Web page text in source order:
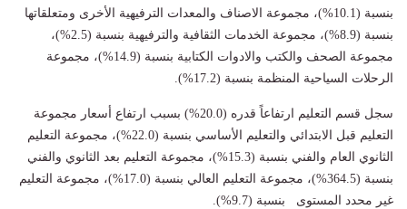
بنسبة (10.1%)، مجموعة الاصناف والمعدات الترفيهية الأخرى ومتعلقاتها
بنسبة (8.9%)، مجموعة الخدمات الثقافية والترفيهية بنسبة (2.5%)،
مجموعة الصحف والكتب والادوات الكتابية بنسبة (14.9%)، مجموعة
الرحلات السياحية المنظمة بنسبة (17.2%).
سجل قسم التعليم ارتفاعاً قدره (20.0%) بسبب ارتفاع أسعار مجموعة
التعليم قبل الابتدائي والتعليم الأساسي بنسبة (22.0%)، مجموعة التعليم
الثانوي العام والفني بنسبة (15.3%)، مجموعة التعليم بعد الثانوي والفني
بنسبة (364.5%)، مجموعة التعليم العالي بنسبة (17.0%)، مجموعة التعليم
غير محدد المستوى بنسبة (9.7%).